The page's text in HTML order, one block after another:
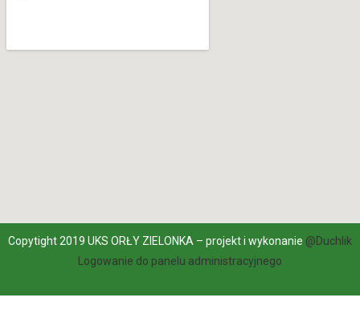
Copytight 2019 UKS ORŁY ZIELONKA – projekt i wykonanie @Duchlik
Logowanie do panelu administracyjnego